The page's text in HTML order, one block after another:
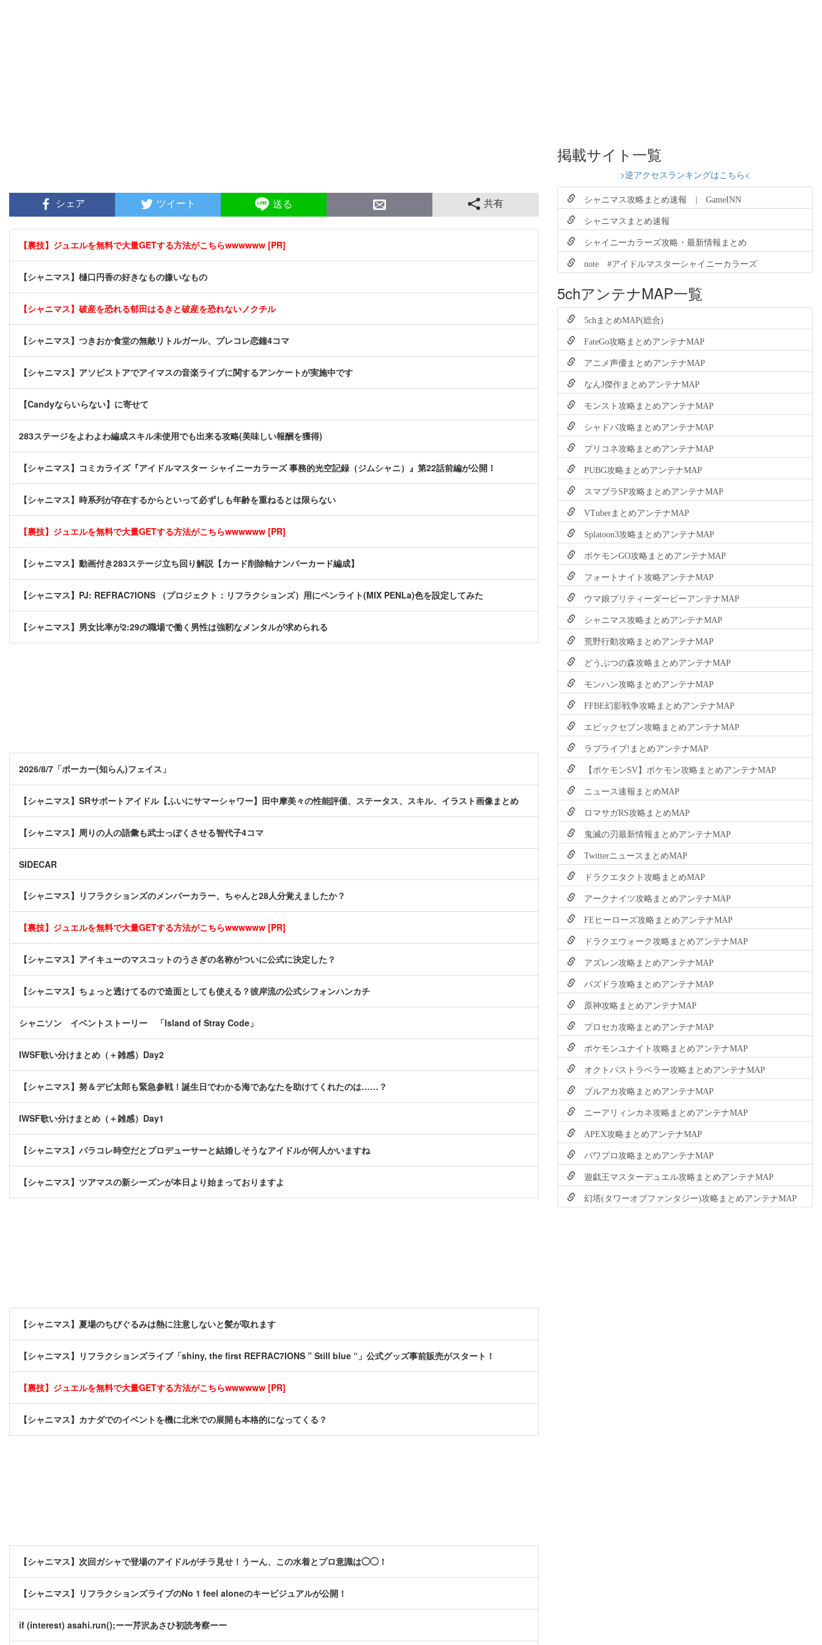
シェア ツイート 送る 共有
【裏技】ジュエルを無料で大量GETする方法がこちらwwwwww [PR]
【シャニマス】樋口円香の好きなもの嫌いなもの
【シャニマス】破産を恐れる郁田はるきと破産を恐れないノクチル
【シャニマス】つきおか食堂の無敵リトルガール、プレコレ恋鐘4コマ
【シャニマス】アソビストアでアイマスの音楽ライブに関するアンケートが実施中です
【Candyならいらない】に寄せて
283ステージをよわよわ編成スキル未使用でも出来る攻略(美味しい報酬を獲得)
【シャニマス】コミカライズ『アイドルマスター シャイニーカラーズ 事務的光空記録（ジムシャニ）』第22話前編が公開！
【シャニマス】時系列が存在するからといって必ずしも年齢を重ねるとは限らない
【裏技】ジュエルを無料で大量GETする方法がこちらwwwwww [PR]
【シャニマス】動画付き283ステージ立ち回り解説【カード削除軸ナンバーカード編成】
【シャニマス】PJ: REFRAC7IONS （プロジェクト：リフラクションズ）用にペンライト(MIX PENLa)色を設定してみた
【シャニマス】男女比率が2:29の職場で働く男性は強靭なメンタルが求められる
2026/8/7「ポーカー(知らん)フェイス」
【シャニマス】SRサポートアイドル【ふいにサマーシャワー】田中摩美々の性能評価、ステータス、スキル、イラスト画像まとめ
【シャニマス】周りの人の語彙も武士っぽくさせる智代子4コマ
SIDECAR
【シャニマス】リフラクションズのメンバーカラー、ちゃんと28人分覚えましたか？
【裏技】ジュエルを無料で大量GETする方法がこちらwwwwww [PR]
【シャニマス】アイキューのマスコットのうさぎの名称がついに公式に決定した？
【シャニマス】ちょっと透けてるので造面としても使える？彼岸流の公式シフォンハンカチ
シャニソン イベントストーリー 「Island of Stray Code」
IWSF歌い分けまとめ（＋雑感）Day2
【シャニマス】努＆デビ太郎も緊急参戦！誕生日でわかる海であなたを助けてくれたのは……？
IWSF歌い分けまとめ（＋雑感）Day1
【シャニマス】パラコレ時空だとプロデューサーと結婚しそうなアイドルが何人かいますね
【シャニマス】ツアマスの新シーズンが本日より始まっておりますよ
【シャニマス】夏場のちびぐるみは熱に注意しないと髪が取れます
【シャニマス】リフラクションズライブ「shiny, the first REFRAC7IONS ” Still blue “」公式グッズ事前販売がスタート！
【裏技】ジュエルを無料で大量GETする方法がこちらwwwwww [PR]
【シャニマス】カナダでのイベントを機に北米での展開も本格的になってくる？
【シャニマス】次回ガシャで登場のアイドルがチラ見せ！うーん、この水着とプロ意識は◯◯！
【シャニマス】リフラクションズライブのNo 1 feel aloneのキービジュアルが公開！
if (interest) asahi.run();ーー芹沢あさひ初読考察ーー
掲載サイト一覧
>逆アクセスランキングはこちら<
シャニマス攻略まとめ速報 | GameINN
シャニマスまとめ速報
シャイニーカラーズ攻略・最新情報まとめ
note #アイドルマスターシャイニーカラーズ
5chアンテナMAP一覧
5chまとめMAP(総合)
FateGo攻略まとめアンテナMAP
アニメ声優まとめアンテナMAP
なんJ傑作まとめアンテナMAP
モンスト攻略まとめアンテナMAP
シャドバ攻略まとめアンテナMAP
プリコネ攻略まとめアンテナMAP
PUBG攻略まとめアンテナMAP
スマブラSP攻略まとめアンテナMAP
VTuberまとめアンテナMAP
Splatoon3攻略まとめアンテナMAP
ポケモンGO攻略まとめアンテナMAP
フォートナイト攻略アンテナMAP
ウマ娘プリティーダービーアンテナMAP
シャニマス攻略まとめアンテナMAP
荒野行動攻略まとめアンテナMAP
どうぶつの森攻略まとめアンテナMAP
モンハン攻略まとめアンテナMAP
FFBE幻影戦争攻略まとめアンテナMAP
エピックセブン攻略まとめアンテナMAP
ラブライブ!まとめアンテナMAP
【ポケモンSV】ポケモン攻略まとめアンテナMAP
ニュース速報まとめMAP
ロマサガRS攻略まとめMAP
鬼滅の刃最新情報まとめアンテナMAP
TwitterニュースまとめMAP
ドラクエタクト攻略まとめMAP
アークナイツ攻略まとめアンテナMAP
FEヒーローズ攻略まとめアンテナMAP
ドラクエウォーク攻略まとめアンテナMAP
アズレン攻略まとめアンテナMAP
パズドラ攻略まとめアンテナMAP
原神攻略まとめアンテナMAP
プロセカ攻略まとめアンテナMAP
ポケモンユナイト攻略まとめアンテナMAP
オクトパストラベラー攻略まとめアンテナMAP
ブルアカ攻略まとめアンテナMAP
ニーアリィンカネ攻略まとめアンテナMAP
APEX攻略まとめアンテナMAP
パワプロ攻略まとめアンテナMAP
遊戯王マスターデュエル攻略まとめアンテナMAP
幻塔(タワーオブファンタジー)攻略まとめアンテナMAP